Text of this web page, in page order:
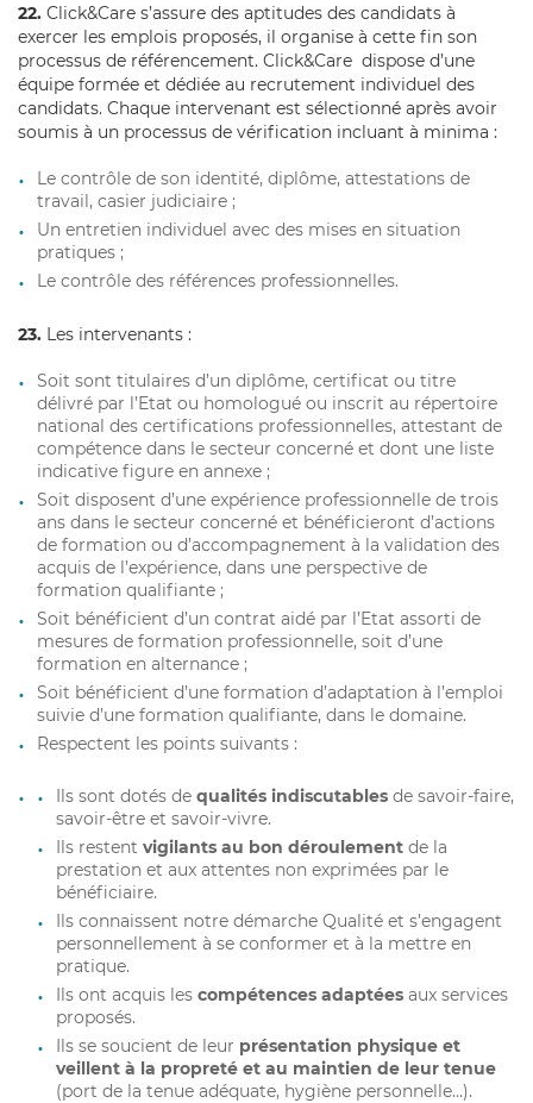
22. Click&Care s’assure des aptitudes des candidats à
exercer les emplois proposés, il organise à cette fin son
processus de référencement. Click&Care dispose d’une
équipe formée et dédiée au recrutement individuel des
candidats. Chaque intervenant est sélectionné après avoir
soumis à un processus de vérification incluant à minima :
Le contrôle de son identité, diplôme, attestations de
travail, casier judiciaire ;
Un entretien individuel avec des mises en situation
pratiques ;
Le contrôle des références professionnelles.
23. Les intervenants :
Soit sont titulaires d’un diplôme, certificat ou titre
délivré par l’Etat ou homologué ou inscrit au répertoire
national des certifications professionnelles, attestant de
compétence dans le secteur concerné et dont une liste
indicative figure en annexe ;
Soit disposent d’une expérience professionnelle de trois
ans dans le secteur concerné et bénéficieront d’actions
de formation ou d’accompagnement à la validation des
acquis de l’expérience, dans une perspective de
formation qualifiante ;
Soit bénéficient d’un contrat aidé par l’Etat assorti de
mesures de formation professionnelle, soit d’une
formation en alternance ;
Soit bénéficient d’une formation d’adaptation à l’emploi
suivie d’une formation qualifiante, dans le domaine.
Respectent les points suivants :
Ils sont dotés de qualités indiscutables de savoir-faire,
savoir-être et savoir-vivre.
Ils restent vigilants au bon déroulement de la
prestation et aux attentes non exprimées par le
bénéficiaire.
Ils connaissent notre démarche Qualité et s’engagent
personnellement à se conformer et à la mettre en
pratique.
Ils ont acquis les compétences adaptées aux services
proposés.
Ils se soucient de leur présentation physique et
veillent à la propreté et au maintien de leur tenue
(port de la tenue adéquate, hygiène personnelle…).